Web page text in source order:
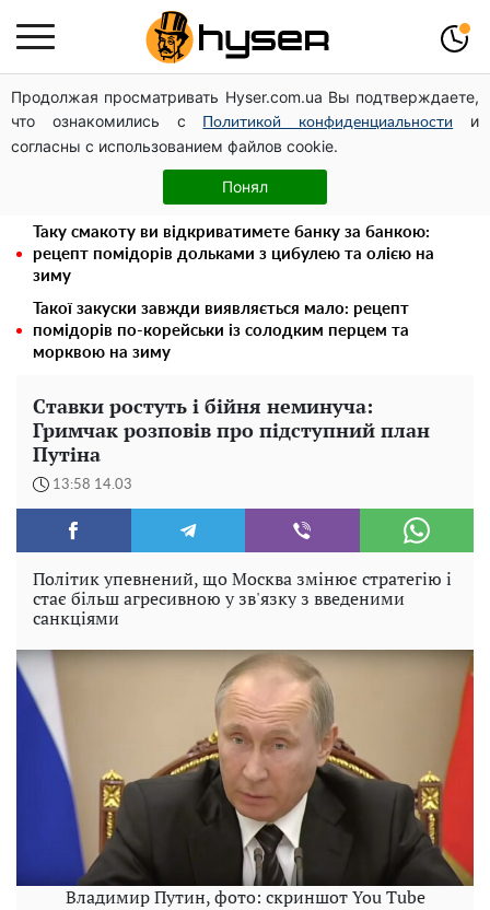
Продолжая просматривать Hyser.com.ua Вы подтверждаете,
что ознакомились с
Политикой конфиденциальности
и
согласны с использованием файлов cookie.
Понял
Дрони із націнкою: Олександр Конотопський вивів
мільйони оборонного бюджету через фіктивну фірму в
Естонії
Олена Тополя злив відео – це далеко не все: фронтмен
"Антитіла" Тарас Тополя став наступним
Таку смакоту ви відкриватимете банку за банкою:
рецепт помідорів дольками з цибулею та олією на
зиму
Такої закуски завжди виявляється мало: рецепт
помідорів по-корейськи із солодким перцем та
морквою на зиму
Ставки ростуть і бійня неминуча:
Гримчак розповів про підступний план
Путіна
13:58 14.03
Політик упевнений, що Москва змінює стратегію і
стає більш агресивною у зв'язку з введеними
санкціями
Владимир Путин, фото: скриншот You Tube